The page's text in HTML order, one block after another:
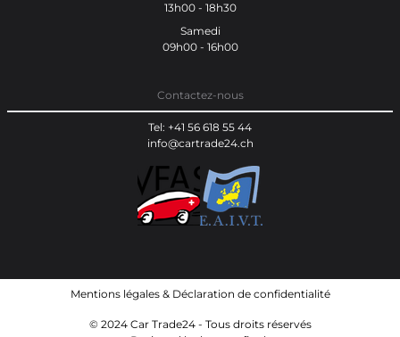
13h00 - 18h30
Samedi
09h00 - 16h00
Contactez-nous
Tel: +41 56 618 55 44
info@cartrade24.ch
Mentions légales& Déclaration de confidentialité
© 2024 Car Trade24 - Tous droits réservés